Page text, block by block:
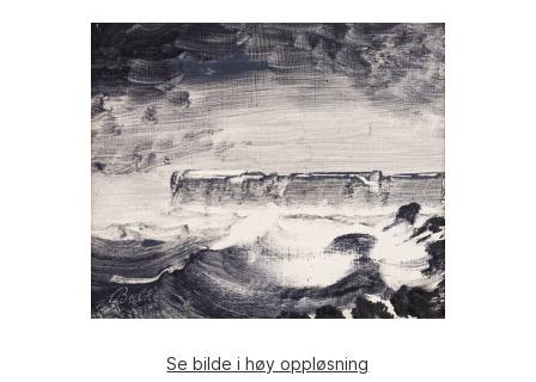
Se bilde i høy oppløsning